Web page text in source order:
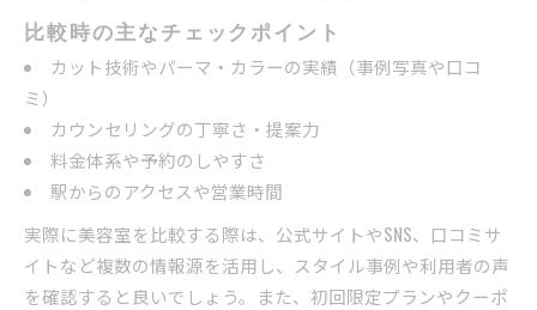
比較時の主なチェックポイント
カット技術やパーマ・カラーの実績（事例写真や口コ
ミ）
カウンセリングの丁寧さ・提案力
料金体系や予約のしやすさ
駅からのアクセスや営業時間
実際に美容室を比較する際は、公式サイトやSNS、口コミサ
イトなど複数の情報源を活用し、スタイル事例や利用者の声
を確認すると良いでしょう。また、初回限定プランやクーポ